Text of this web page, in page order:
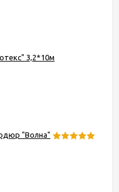
3,2*10м
"Волна"